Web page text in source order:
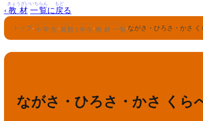
‹ 教材
きょうざい
一覧
いちらん
に 戻
もど
る
トップ›小学生
しょうがくせい
›算数
さんすう
1年生
ねんせい
› 教材
きょうざい
一覧
いちらん
›ながさ・ひろさ・かさ く
ながさ・ひろさ・かさ くら